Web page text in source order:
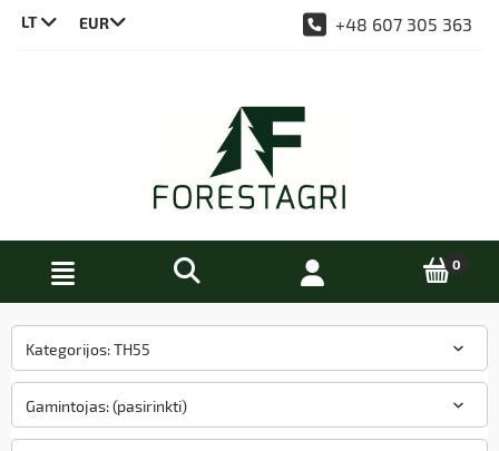
LT
+48 607 305 363
Kategorijos: TH55
Gamintojas: (pasirinkti)